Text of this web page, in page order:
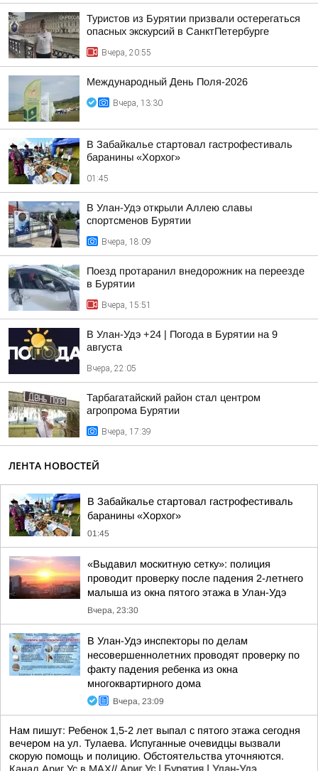
Туристов из Бурятии призвали остерегаться
опасных экскурсий в СанктПетербурге
Вчера, 20:55
Международный День Поля-2026
Вчера, 13:30
В Забайкалье стартовал гастрофестиваль
баранины «Хорхог»
01:45
В Улан-Удэ открыли Аллею славы
спортсменов Бурятии
Вчера, 18:09
Поезд протаранил внедорожник на переезде
в Бурятии
Вчера, 15:51
В Улан-Удэ +24 | Погода в Бурятии на 9
августа
Вчера, 22:05
Тарбагатайский район стал центром
агропрома Бурятии
Вчера, 17:39
ЛЕНТА НОВОСТЕЙ
В Забайкалье стартовал гастрофестиваль
баранины «Хорхог»
01:45
«Выдавил москитную сетку»: полиция
проводит проверку после падения 2-летнего
малыша из окна пятого этажа в Улан-Удэ
Вчера, 23:30
В Улан-Удэ инспекторы по делам
несовершеннолетних проводят проверку по
факту падения ребенка из окна
многоквартирного дома
Вчера, 23:09
Нам пишут: Ребенок 1,5-2 лет выпал с пятого этажа сегодня
вечером на ул. Тулаева. Испуганные очевидцы вызвали
скорую помощь и полицию. Обстоятельства уточняются.